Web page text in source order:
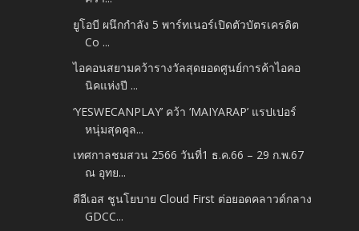
ยูโอบี ผนึกกำลัง 5 พาร์ทเนอร์เปิดตัวบัตรเครดิต
Co ...
ไอคอนสยามคว้ารางวัลสุดยอดศูนย์การค้าไอคอ
นิคแห่งปี ...
‘YESWECANPLAY’ คว้า ‘MAIYARAP’ แรปเปอร์
หนุ่มสุดคูล...
เทศกาลชมสวน 2566 วันที่1 ธ.ค.66 – 29 ก.พ.67
ณ อุทย...
ดีอีเอส ชูนโยบาย Cloud First ต่อยอดคลาวด์กลาง
GDCC...